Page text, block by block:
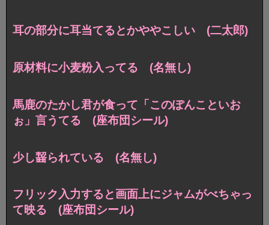
耳の部分に耳当てるとかややこしい (二太郎)
原材料に小麦粉入ってる (名無し)
馬鹿のたかし君が食って「このぽんこといお
ぉ」言うてる (座布団シール)
少し齧られている (名無し)
フリック入力すると画面上にジャムがべちゃっ
て映る (座布団シール)